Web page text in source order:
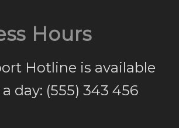
Hours
Hotline is available
day: (555) 343 456